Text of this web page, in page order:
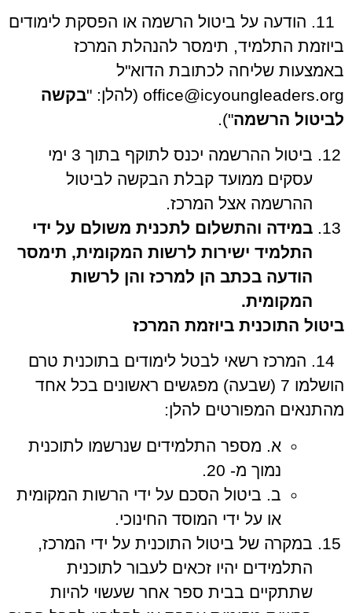
11. הודעה על ביטול הרשמה או הפסקת לימודים
ביוזמת התלמיד, תימסר להנהלת המרכז
באמצעות שליחה לכתובת הדוא"ל
office@icyoungleaders.org (להלן: "
בקשה
לביטול הרשמה").
ביטול ההרשמה יכנס לתוקף בתוך 3 ימי
עסקים ממועד קבלת הבקשה לביטול
ההרשמה אצל המרכז.
במידה והתשלום לתכנית משולם על ידי
התלמיד ישירות לרשות המקומית, תימסר
הודעה בכתב הן למרכז והן לרשות
המקומית.
ביטול התוכנית ביוזמת המרכז
14. המרכז רשאי לבטל לימודים בתוכנית טרם
הושלמו 7 (שבעה) מפגשים ראשונים בכל אחד
מהתנאים המפורטים להלן:
א. מספר התלמידים שנרשמו לתוכנית
נמוך מ- 20.
ב. ביטול הסכם על ידי הרשות המקומית
או על ידי המוסד החינוכי.
במקרה של ביטול התוכנית על ידי המרכז,
התלמידים יהיו זכאים לעבור לתוכנית
שתתקיים בבית ספר אחר שעשוי להיות